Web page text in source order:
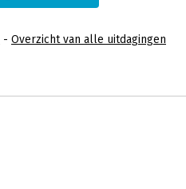
- Overzicht van alle uitdagingen